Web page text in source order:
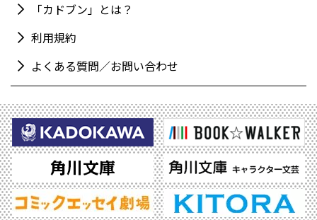
「カドブン」とは？
利用規約
よくある質問／お問い合わせ